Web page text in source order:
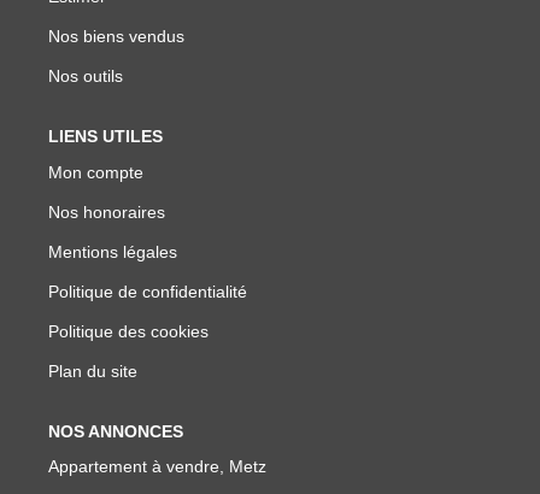
Nos biens vendus
Nos outils
LIENS UTILES
Mon compte
Nos honoraires
Mentions légales
Politique de confidentialité
Politique des cookies
Plan du site
NOS ANNONCES
Appartement à vendre, Metz